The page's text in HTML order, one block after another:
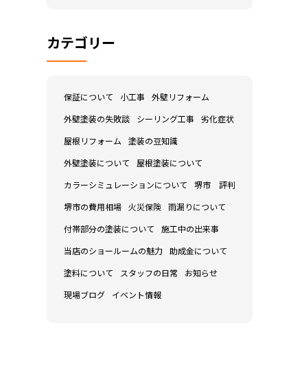
カテゴリー
保証について 小工事 外壁リフォーム
外壁塗装の失敗談 シーリング工事 劣化症状
屋根リフォーム 塗装の豆知識
外壁塗装について 屋根塗装について
カラーシミュレーションについて 堺市 評判
堺市の費用相場 火災保険 雨漏りについて
付帯部分の塗装について 施工中の出来事
当店のショールームの魅力 助成金について
塗料について スタッフの日常 お知らせ
現場ブログ イベント情報